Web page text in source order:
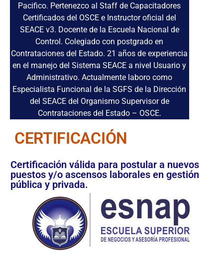
Pacifico. Pertenezco al Staff de Capacitadores
Certificados del OSCE e Instructor oficial del
SEACE v3. Docente de la Escuela Nacional de
Control. Colegiado con postgrado en
Contrataciones del Estado. 21 años de experiencia
en el manejo del Sistema SEACE a nivel Usuario y
Administrativo. Actualmente laboro como
Especialista Funcional de la SGFS de la Dirección
del SEACE del Organismo Supervisor de
Contrataciones del Estado – OSCE.
CERTIFICACIÓN
Certificación válida para postular a nuevos
puestos y/o ascensos laborales en gestión
pública y privada.